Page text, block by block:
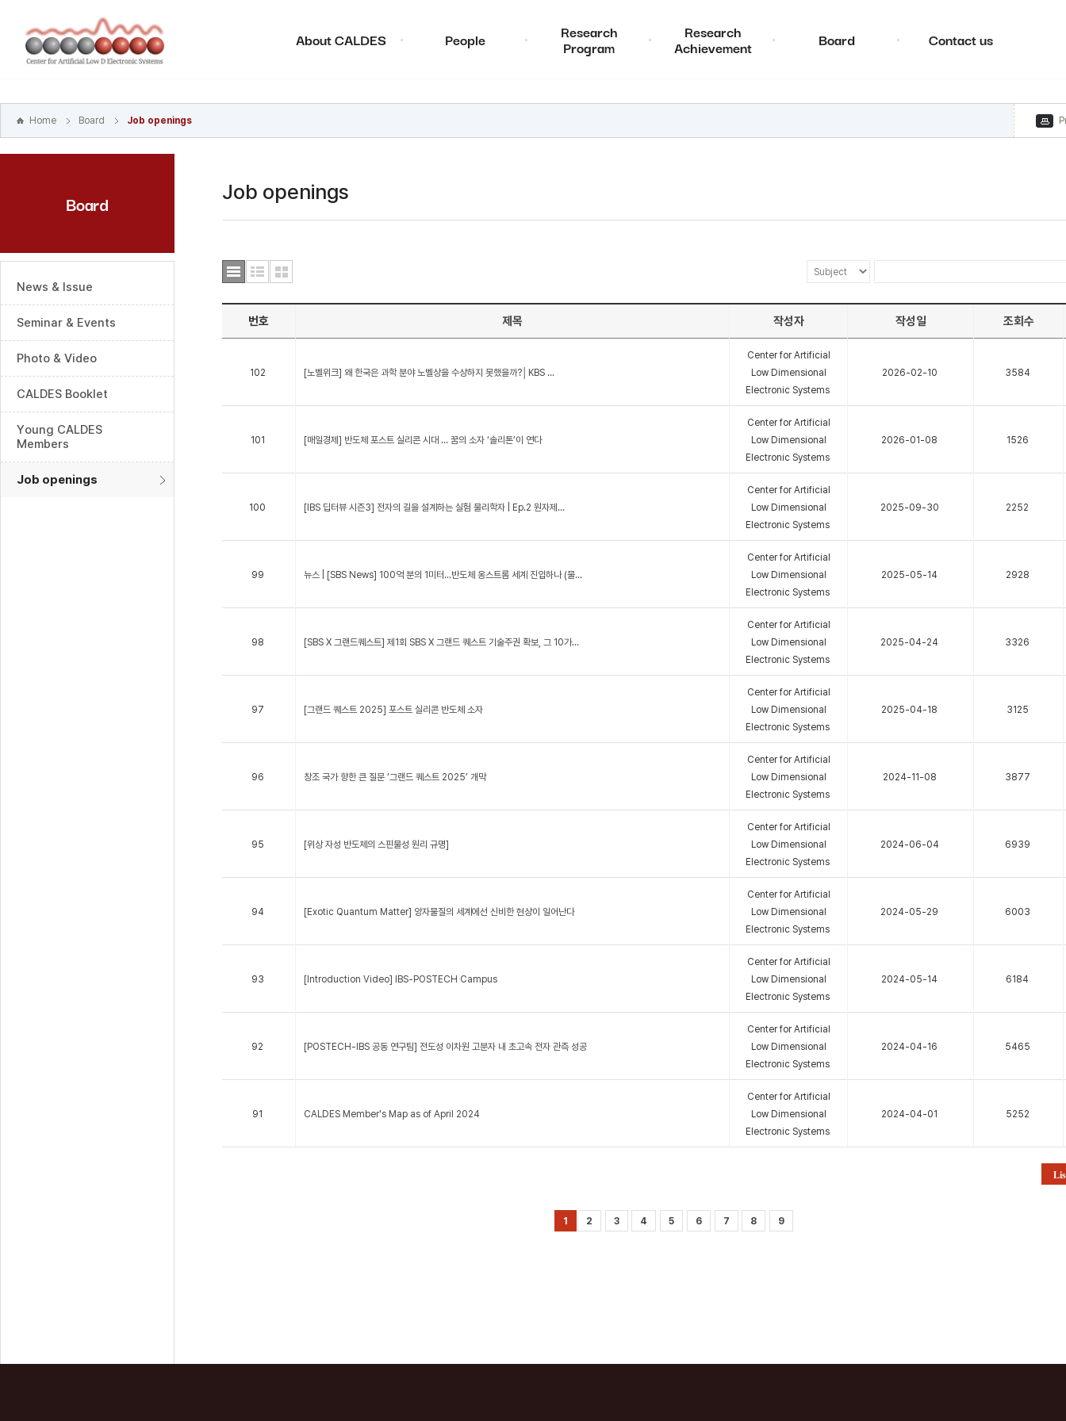
바로가기
주메뉴
바로가기
About CALDES People Research
Program
Research
Achievement Board Contact us
Home Board Job openings
Board
News & Issue
Seminar & Events
Photo & Video
CALDES Booklet
Young CALDES
Members
Job openings
Job openings
번호 제목 작성자 작성일 조회수
102 [노벨위크] 왜 한국은 과학 분야 노벨상을 수상하지 못했을까?│KBS ...
Center for Artificial
Low Dimensional
Electronic Systems
2026-02-10 3584
101 [매일경제] 반도체 포스트 실리콘 시대 … 꿈의 소자 ‘솔리톤’이 연다
Center for Artificial
Low Dimensional
Electronic Systems
2026-01-08 1526
100 [IBS 딥터뷰 시즌3] 전자의 길을 설계하는 실험 물리학자 | Ep.2 원자제...
Center for Artificial
Low Dimensional
Electronic Systems
2025-09-30 2252
99 뉴스 | [SBS News] 100억 분의 1미터…반도체 옹스트롬 세계 진입하나 (물...
Center for Artificial
Low Dimensional
Electronic Systems
2025-05-14 2928
98 [SBS X 그랜드퀘스트] 제1회 SBS X 그랜드 퀘스트 기술주권 확보, 그 10가...
Center for Artificial
Low Dimensional
Electronic Systems
2025-04-24 3326
97 [그랜드 퀘스트 2025] 포스트 실리콘 반도체 소자
Center for Artificial
Low Dimensional
Electronic Systems
2025-04-18 3125
96 창조 국가 향한 큰 질문 ‘그랜드 퀘스트 2025’ 개막
Center for Artificial
Low Dimensional
Electronic Systems
2024-11-08 3877
95 [위상 자성 반도체의 스핀물성 원리 규명]
Center for Artificial
Low Dimensional
Electronic Systems
2024-06-04 6939
94 [Exotic Quantum Matter] 양자물질의 세계에선 신비한 현상이 일어난다
Center for Artificial
Low Dimensional
Electronic Systems
2024-05-29 6003
93 [Introduction Video] IBS-POSTECH Campus
Center for Artificial
Low Dimensional
Electronic Systems
2024-05-14 6184
92 [POSTECH-IBS 공동 연구팀] 전도성 이차원 고분자 내 초고속 전자 관측 성공
Center for Artificial
Low Dimensional
Electronic Systems
2024-04-16 5465
91 CALDES Member's Map as of April 2024
Center for Artificial
Low Dimensional
Electronic Systems
2024-04-01 5252
1 2 3 4 5 6 7 8 9